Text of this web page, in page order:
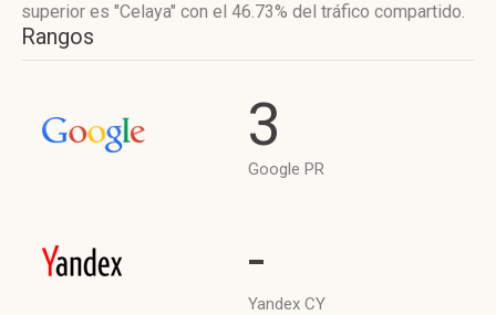
superior es "Celaya" con el 46.73% del tráfico compartido.
Rangos
3
Google PR
-
Yandex CY